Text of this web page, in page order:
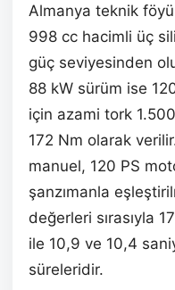
Almanya teknik
998 cc hacimli üç
güç seviyesinden
88 kW sürüm ise
için azami tork
172 Nm olarak
manuel, 120 PS
şanzımanla
değerleri sırasıyla
ile 10,9 ve 10,4
süreleridir.